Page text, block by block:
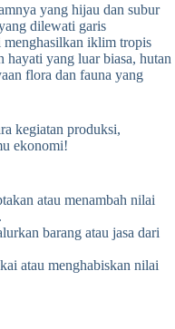
yang hijau dan subur
dilewati garis
iklim tropis
hayati yang luar biasa, hutan
flora dan fauna yang
kegiatan produksi,
ekonomi!
atau menambah nilai
barang atau jasa dari
atau menghabiskan nilai